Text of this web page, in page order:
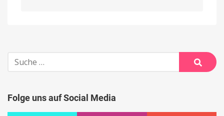
Suche
nach:
Suche
Folge uns auf Social Media